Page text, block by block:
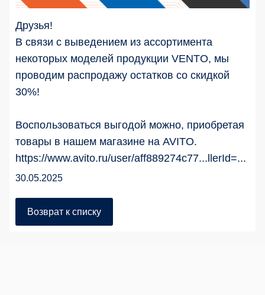
Друзья!
В связи с выведением из ассортимента
некоторых моделей продукции VENTO, мы
проводим распродажу остатков со скидкой
30%!
Воспользоваться выгодой можно, приобретая
товары в нашем магазине на AVITO.
https://www.avito.ru/user/aff889274c77...llerId=...
30.05.2025
Возврат к списку